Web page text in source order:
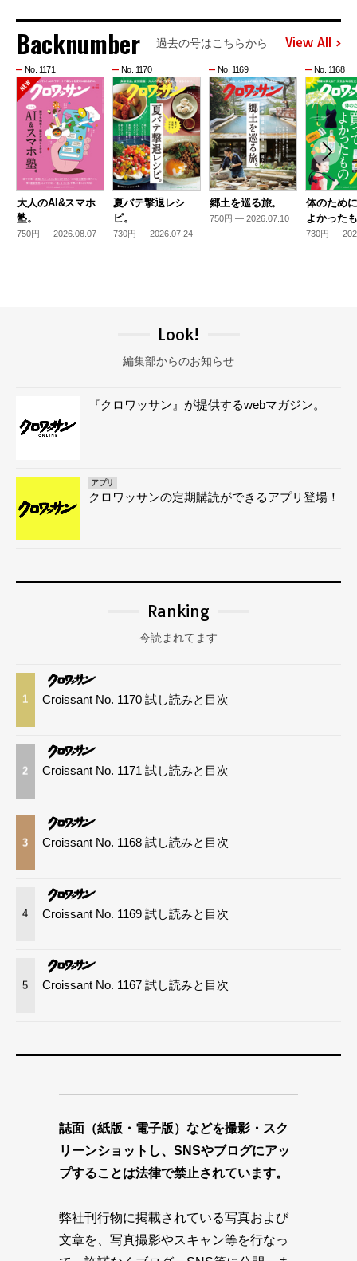
Backnumber 過去の号はこちらから View All
No. 1171
大人のAI&スマホ
塾。
750円 — 2026.08.07
No. 1170
夏バテ撃退レシ
ピ。
730円 — 2026.07.24
No. 1169
郷土を巡る旅。
750円 — 2026.07.10
No. 1168
体のため
よかった
730円 —
Look!
編集部からのお知らせ
『クロワッサン』が提供するwebマガジン。
アプリ
クロワッサンの定期購読ができるアプリ登場！
Ranking
今読まれてます
1 Croissant No. 1170 試し読みと目次
2 Croissant No. 1171 試し読みと目次
3 Croissant No. 1168 試し読みと目次
4 Croissant No. 1169 試し読みと目次
5 Croissant No. 1167 試し読みと目次
誌面（紙版・電子版）などを撮影・スク
リーンショットし、SNSやブログにアッ
プすることは法律で禁止されています。
弊社刊行物に掲載されている写真および
文章を、写真撮影やスキャン等を行なっ